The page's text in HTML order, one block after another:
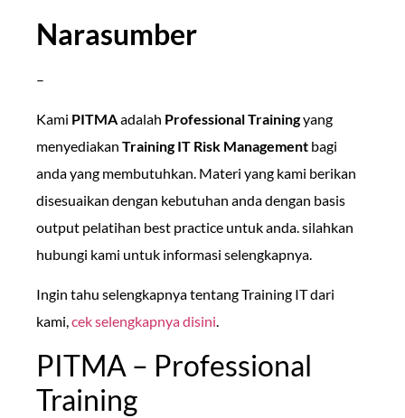
Narasumber
–
Kami PITMAadalah Professional Trainingyang
menyediakan Training IT Risk Management bagi
anda yang membutuhkan. Materi yang kami berikan
disesuaikan dengan kebutuhan anda dengan basis
output pelatihan best practice untuk anda. silahkan
hubungi kami untuk informasi selengkapnya.
Ingin tahu selengkapnya tentang Training IT dari
kami,cek selengkapnya disini.
PITMA – Professional
Training